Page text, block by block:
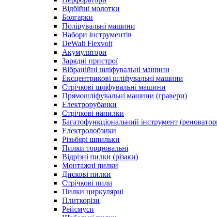
Відбійні молотки
Болгарки
Полірувальні машини
Набори інструментів
DeWalt Flexvolt
Акумулятори
Зарядні пристрої
Вібраційні шліфувальні машини
Ексцентрикові шліфувальні машини
Стрічкові шліфувальні машини
Прямошліфувальні машини (гравери)
Електрорубанки
Стрічкові напилки
Багатофункціональний інструмент
Електролобзики
Різьбярі шпильки
Пилки торцювальні
Відрізні пилки (різаки)
Монтажні пилки
Дискові пилки
Стрічкові пили
Пилки циркулярні
Плиткорізи
Рейсмуси